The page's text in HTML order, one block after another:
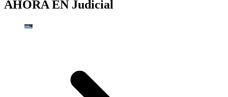
AHORA EN Judicial